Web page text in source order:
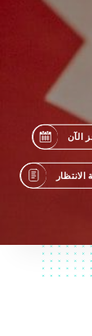
الآن
الانتظار